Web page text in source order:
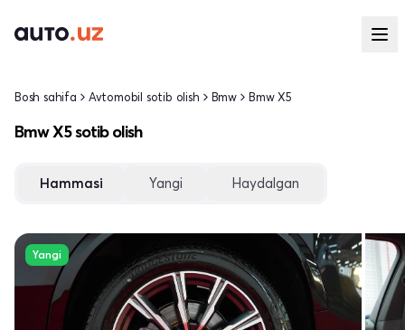
Bosh sahifa Avtomobil sotib olish Bmw Bmw X5
Bmw X5 sotib olish
Hammasi Yangi Haydalgan
Yangi